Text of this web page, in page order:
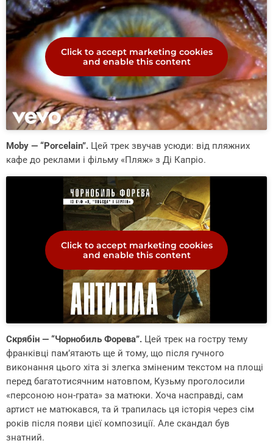
Click to accept marketing cookies
and enable this content
Moby — “Porcelain”. Цей трек звучав усюди: від пляжних
кафе до реклами і фільму «Пляж» з Ді Капріо.
Click to accept marketing cookies
and enable this content
Скрябін — “Чорнобиль Форева”. Цей трек на гостру тему
франківці пам’ятають ще й тому, що після гучного
виконання цього хіта зі злегка зміненим текстом на площі
перед багатотисячним натовпом, Кузьму проголосили
«персоною нон-грата» за матюки. Хоча насправді, сам
артист не матюкався, та й трапилась ця історія через сім
років після появи цієї композиції. Але скандал був
знатний.